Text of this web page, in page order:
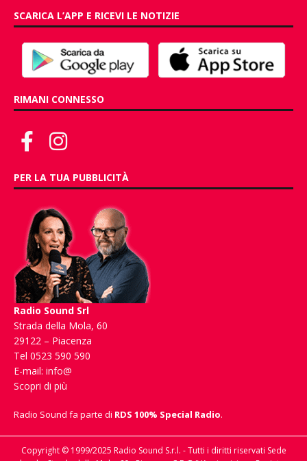
SCARICA L’APP E RICEVI LE NOTIZIE
RIMANI CONNESSO
PER LA TUA PUBBLICITÀ
Radio Sound Srl
Strada della Mola, 60
29122 – Piacenza
Tel 0523 590 590
E-mail: info@
Scopri di più
Radio Sound fa parte di RDS 100% Special Radio.
Copyright © 1999/2025 Radio Sound S.r.l. - Tutti i diritti riservati Sede